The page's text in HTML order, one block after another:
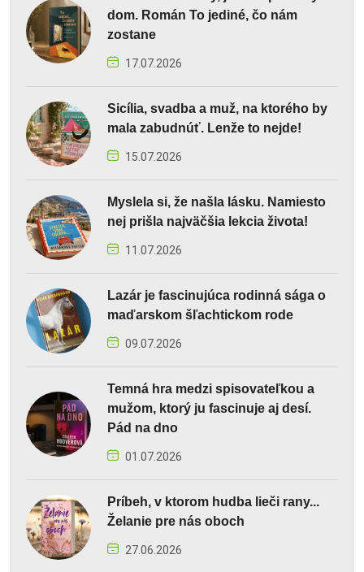
dom. Román To jediné, čo nám
zostane
17.07.2026
Sicília, svadba a muž, na ktorého by
mala zabudnúť. Lenže to nejde!
15.07.2026
Myslela si, že našla lásku. Namiesto
nej prišla najväčšia lekcia života!
11.07.2026
Lazár je fascinujúca rodinná sága o
maďarskom šľachtickom rode
09.07.2026
Temná hra medzi spisovateľkou a
mužom, ktorý ju fascinuje aj desí.
Pád na dno
01.07.2026
Príbeh, v ktorom hudba lieči rany...
Želanie pre nás oboch
27.06.2026